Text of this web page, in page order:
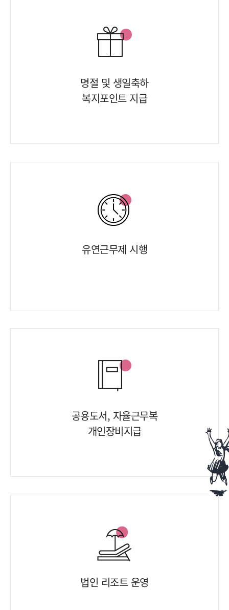
명절 및 생일축하
복지포인트 지급
유연근무제 시행
공용도서, 자율근무복
개인장비지급
법인 리조트 운영